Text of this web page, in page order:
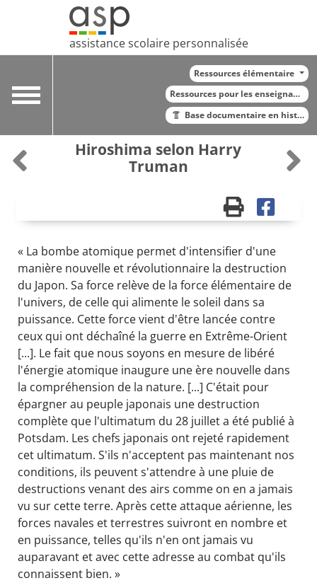
assistance scolaire personnalisée
Toggle
Ressources élémentaire
Ressources pour les enseignants
Base documentaire en histoire
Hiroshima selon Harry
Truman
« La bombe atomique permet d'intensifier d'une
manière nouvelle et révolutionnaire la destruction
du Japon. Sa force relève de la force élémentaire de
l'univers, de celle qui alimente le soleil dans sa
puissance. Cette force vient d'être lancée contre
ceux qui ont déchaîné la guerre en Extrême-Orient
[...]. Le fait que nous soyons en mesure de libéré
l'énergie atomique inaugure une ère nouvelle dans
la compréhension de la nature. [...] C'était pour
épargner au peuple japonais une destruction
complète que l'ultimatum du 28 juillet a été publié à
Potsdam. Les chefs japonais ont rejeté rapidement
cet ultimatum. S'ils n'acceptent pas maintenant nos
conditions, ils peuvent s'attendre à une pluie de
destructions venant des airs comme on en a jamais
vu sur cette terre. Après cette attaque aérienne, les
forces navales et terrestres suivront en nombre et
en puissance, telles qu'ils n'en ont jamais vu
auparavant et avec cette adresse au combat qu'ils
connaissent bien. »